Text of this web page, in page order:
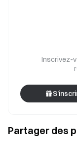
Remarque :
doivent être
Augmentez la
Suivez les
pour augmenter
de coins ->
Commencez à
la page 'Airdrop -
Commencez à
Partager des
Inscrivez-